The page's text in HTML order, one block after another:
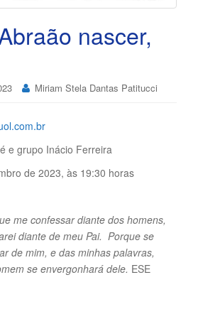
i
nascer,
Miriam Stela Dantas Patitucci
e grupo Inácio Ferreira
de 2023, às 19:30 horas
me confessar diante dos homens,
diante de meu Pai. Porque se
de mim, e das minhas palavras,
se envergonhará dele. ESE